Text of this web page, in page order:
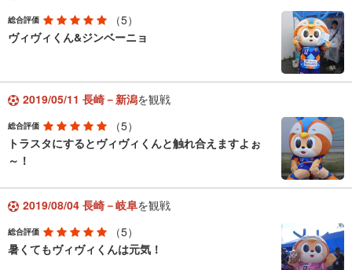
総合評価
（5）
ヴィヴィくん&ジンベーニョ
2019/05/11 長崎－新潟を観戦
総合評価
（5）
トラスタにするとヴィヴィくんと触れ合えますよぉ
～！
2019/08/04 長崎－岐阜を観戦
総合評価
（5）
暑くてもヴィヴィくんは元気！